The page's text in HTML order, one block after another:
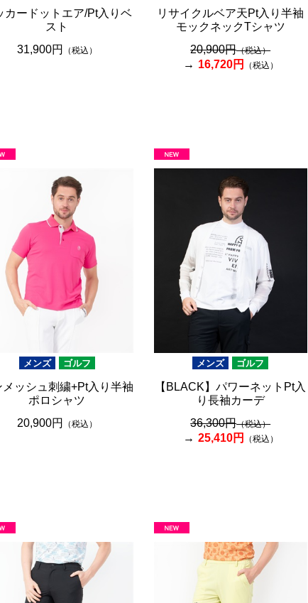
カードットエア/Pt入りベ
スト
31,900円
（税込）
リサイクルベア天Pt入り半袖
モックネックTシャツ
20,900円（税込）
16,720円 （税込）
メンズ ゴルフ
メッシュ刺繍+Pt入り半袖
ポロシャツ
20,900円
（税込）
メンズ ゴルフ
【BLACK】パワーネットPt入
り長袖カーデ
36,300円（税込）
25,410円 （税込）